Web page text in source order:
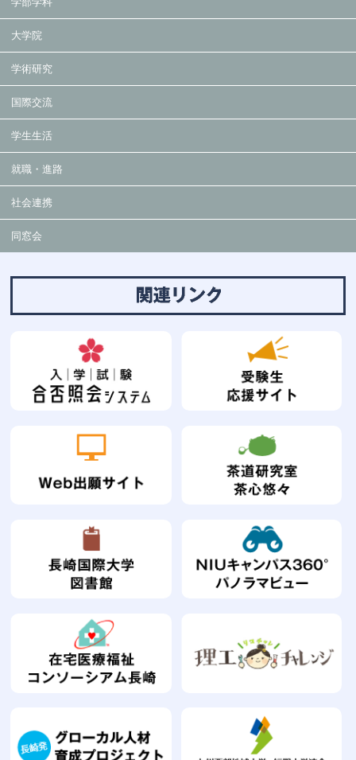
大学院
学術研究
国際交流
学生生活
就職・進路
社会連携
同窓会